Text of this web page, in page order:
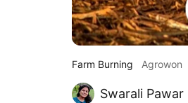
Farm Burning Agrowon
Swarali Pawar